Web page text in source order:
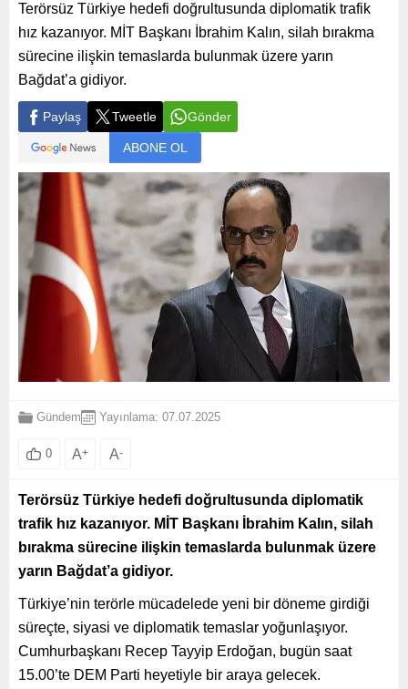
Terörsüz Türkiye hedefi doğrultusunda diplomatik trafik
hız kazanıyor. MİT Başkanı İbrahim Kalın, silah bırakma
sürecine ilişkin temaslarda bulunmak üzere yarın
Bağdat’a gidiyor.
Paylaş Tweetle Gönder
ABONE OL
Gündem Yayınlama: 07.07.2025
0 A+ A-
Terörsüz Türkiye hedefi doğrultusunda diplomatik
trafik hız kazanıyor. MİT Başkanı İbrahim Kalın, silah
bırakma sürecine ilişkin temaslarda bulunmak üzere
yarın Bağdat’a gidiyor.
Türkiye’nin terörle mücadelede yeni bir döneme girdiği
süreçte, siyasi ve diplomatik temaslar yoğunlaşıyor.
Cumhurbaşkanı Recep Tayyip Erdoğan, bugün saat
15.00’te DEM Parti heyetiyle bir araya gelecek.